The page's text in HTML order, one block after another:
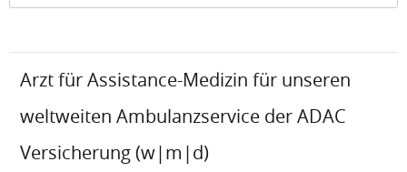
Arzt für Assistance-Medizin für unseren
weltweiten Ambulanzservice der ADAC
Versicherung (w|m|d)